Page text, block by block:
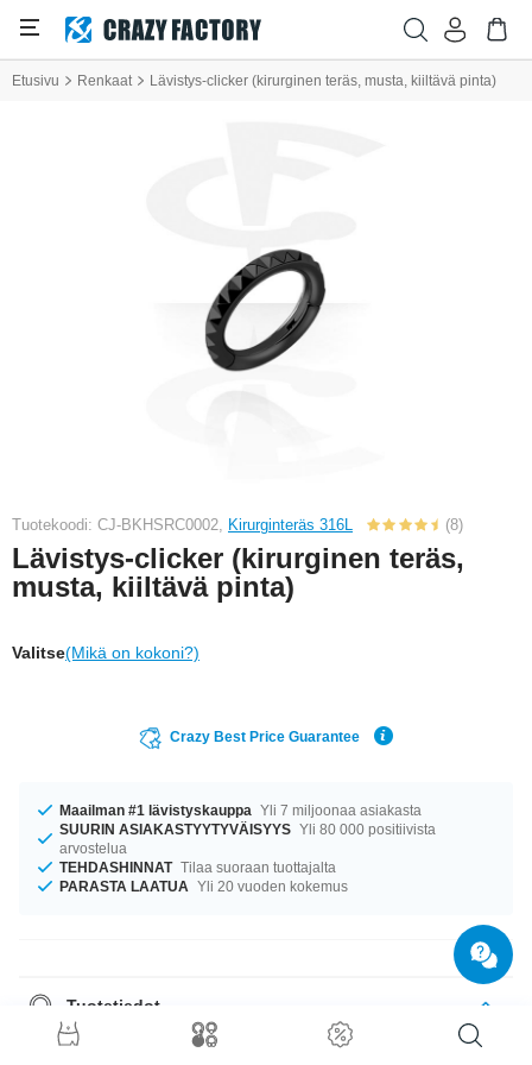
Etusivu Renkaat Lävistys-clicker (kirurginen teräs, musta, kiiltävä pinta)
Tuotekoodi: CJ-BKHSRC0002, Kirurginteräs 316L (8)
Lävistys-clicker (kirurginen teräs,
musta, kiiltävä pinta)
Valitse(Mikä on kokoni?)
Crazy Best Price Guarantee
Maailman #1 lävistyskauppa Yli 7 miljoonaa asiakasta
SUURIN ASIAKASTYYTYVÄISYYS Yli 80 000 positiivista
arvostelua
TEHDASHINNAT Tilaa suoraan tuottajalta
PARASTA LAATUA Yli 20 vuoden kokemus
Tuotetiedot
Tuote odottaa sinua koossa 1.2 mm. Saatavana halkaisijoilla 6 mm ja 12